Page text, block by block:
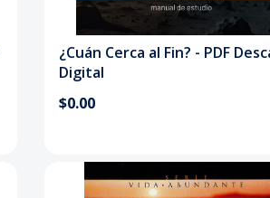
¿Cuán Cerca al Fin? - PDF
Digital
$0.00